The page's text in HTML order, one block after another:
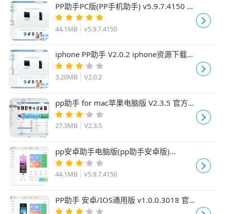
PP助手PC版(PP手机助手) v5.9.7.4150 苹
果iPhone、iPad、iPod Touch管理软件
官方安装版
44.1MB v5.9.7.4150
iphone PP助手 V2.0.2 iphone资源下载
PC客户端 中文正式安装版
3.20MB V2.0.2
pp助手 for mac苹果电脑版 V2.3.5 官方免
费版
27.3MB V2.3.5
pp安卓助手电脑版(pp助手安卓版)
v5.9.7.4150 pc版 中文官方安装版
44.1MB v5.9.7.4150
PP助手 安卓/IOS通用版 v1.0.0.3018 官
方PC版